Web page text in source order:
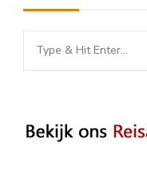
Looking
for